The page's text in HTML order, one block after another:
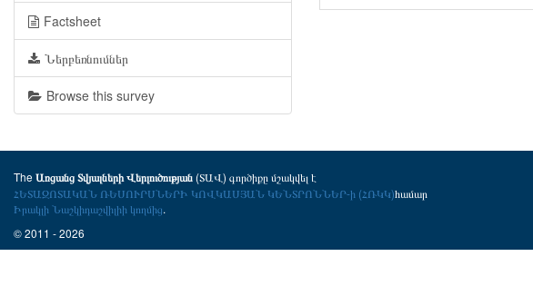
Factsheet
Ներբեռնումներ
Browse this survey
The Առցանց Տվյալների Վերլուծության(ՏԱՎ) գործիքը մշակվել է
ՀԵՏԱԶՈՏԱԿԱՆ ՌԵՍՈՒՐՍՆԵՐԻ ԿՈՎԿԱՍՅԱՆ ԿԵՆՏՐՈՆՆԵՐ-ի (ՀՌԿԿ)համար
Իրակլի Նաշկիդաշվիլիի կողմից.
© 2011 - 2026